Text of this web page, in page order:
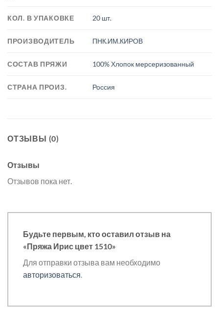
КОЛ. В УПАКОВКЕ 20 шт.
ПРОИЗВОДИТЕЛЬ ПНК.ИМ.КИРОВ
СОСТАВ ПРЯЖИ 100% Хлопок мерсеризованный
СТРАНА ПРОИЗ. Россия
ОТЗЫВЫ (0)
Отзывы
Отзывов пока нет.
Будьте первым, кто оставил отзыв на
«Пряжа Ирис цвет 1510»
Для отправки отзыва вам необходимо
авторизоваться